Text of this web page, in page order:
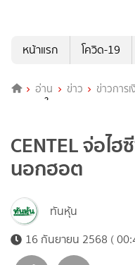
หน้าแรก
โควิด-19
อ่าน ข่าว ข่าวการ
ธุรกิจรร.ใน-นอกฮอต
CENTEL จ่อไ
นอกฮอต
ทันหุ้น
16 กันยายน 2568 (